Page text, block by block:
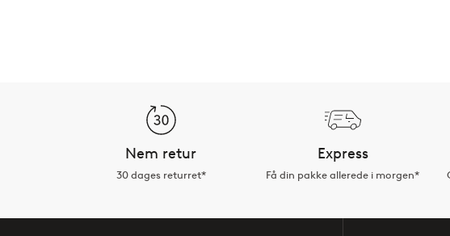
Nem retur
30 dages returret*
Express
Få din pakke allerede i morgen*